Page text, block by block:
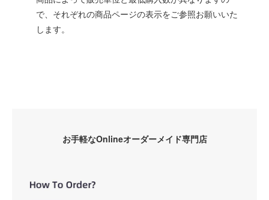
で、それぞれの商品ページの表示をご参照お願いいた
します。
お手軽なOnlineオーダーメイド専門店